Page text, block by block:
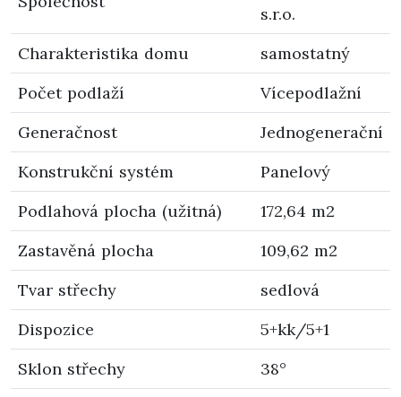
s.r.o.
Charakteristika domu
samostatný
Počet podlaží
Vícepodlažní
Generačnost
Jednogenerační
Konstrukční systém
Panelový
Podlahová plocha (užitná)
172,64 m2
Zastavěná plocha
109,62 m2
Tvar střechy
sedlová
Dispozice
5+kk/5+1
Sklon střechy
38°